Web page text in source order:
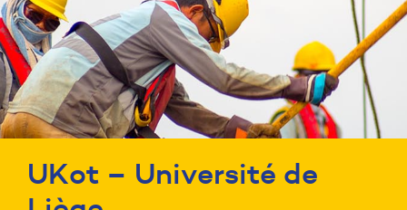
UKot – Université de